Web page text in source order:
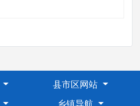
县市区网站
乡镇导航